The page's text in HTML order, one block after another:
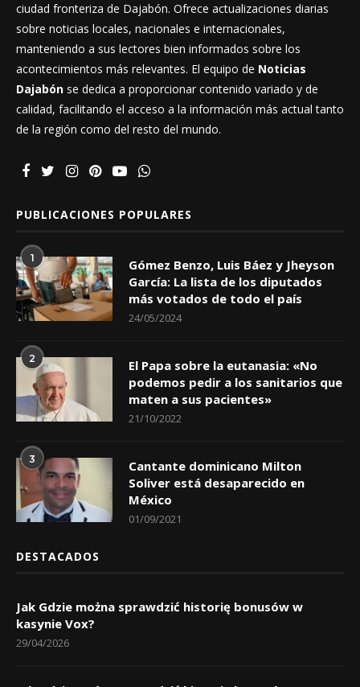
ciudad fronteriza de Dajabón. Ofrece actualizaciones diarias
sobre noticias locales, nacionales e internacionales,
manteniendo a sus lectores bien informados sobre los
acontecimientos más relevantes. El equipo de Noticias
Dajabón se dedica a proporcionar contenido variado y de
calidad, facilitando el acceso a la información más actual tanto
de la región como del resto del mundo.
PUBLICACIONES POPULARES
1
Gómez Benzo, Luis Báez y Jheyson
García: La lista de los diputados
más votados de todo el país
24/05/2024
2
El Papa sobre la eutanasia: «No
podemos pedir a los sanitarios que
maten a sus pacientes»
21/10/2022
3
Cantante dominicano Milton
Soliver está desaparecido en
México
01/09/2021
DESTACADOS
Jak Gdzie można sprawdzić historię bonusów w
kasynie Vox?
29/04/2026